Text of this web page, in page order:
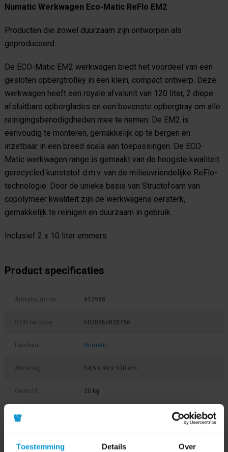
Toestemming Details Over
Numatic Werkwagen Eco-Matic ReFlo EM2
Producten die zowel duurzaam zijn ontworpen als
geproduceerd.
De ECO-Matic EM2 werkwagen biedt het voordeel van een
gesloten opbergtrolley in een klein, compact ontwerp. Deze
werkwagen heeft een royale afvalunit van 120 liter, 2 diepe
afsluitbare opberglades en een bovenste opbergtray om alle
reinigingsbenodigdheden mee te nemen. De EM2 is
eenvoudig te monteren, gemakkelijk op te bergen en
inzetbaar in een breed scala aan toepassingen. De ECO-
Matic werkwagen range is gemaakt van de hoogste kwaliteit
gerecycled kunststof d.m.v. van de milieuvriendelijke ReFlo-
technologie. Door de unieke basis van Structofoam van
copolymeer kwaliteit zijn de werkwagens oersterk,
gemakkelijk te reinigen en duurzaam in gebruik.
Inclusief 2 x 10 liter emmers
Product specificaties
Artikelnummer 913988
GTIN barcode 5028965828786
Fabrikant: Numatic
Afmeting 54,5 x 90 x 100 cm
Gewicht 20 kg
Capaciteit